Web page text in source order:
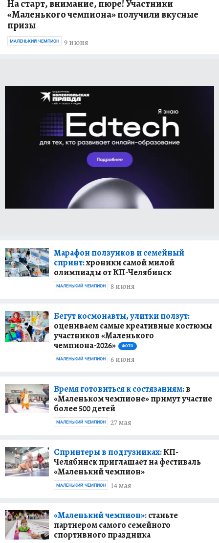
На старт, внимание, пюре! Участники
«Маленького чемпиона» получили вкусные
призы
9 июня
МАЛЕНЬКИЙ ЧЕМПИОН
Марафон ползунков и семейный
спринт:хроники самой милой
олимпиады от КП-Челябинск
8 июня
МАЛЕНЬКИЙ ЧЕМПИОН
Бегут космонавты, улитки ползут:
оцениваем самые креативные костюмы
участников «Маленького
чемпиона-2026»
ФОТО
6 июня
МАЛЕНЬКИЙ ЧЕМПИОН
Время готовиться к состязаниям:в
«Маленьком чемпионе» примут участие
более 500 детей
27 мая
МАЛЕНЬКИЙ ЧЕМПИОН
Спринтеры в подгузниках:КП-
Челябинск приглашает на фестиваль
«Маленький чемпион»
14 мая
МАЛЕНЬКИЙ ЧЕМПИОН
«Маленький чемпион»:станьте
партнером самого семейного
спортивного праздника